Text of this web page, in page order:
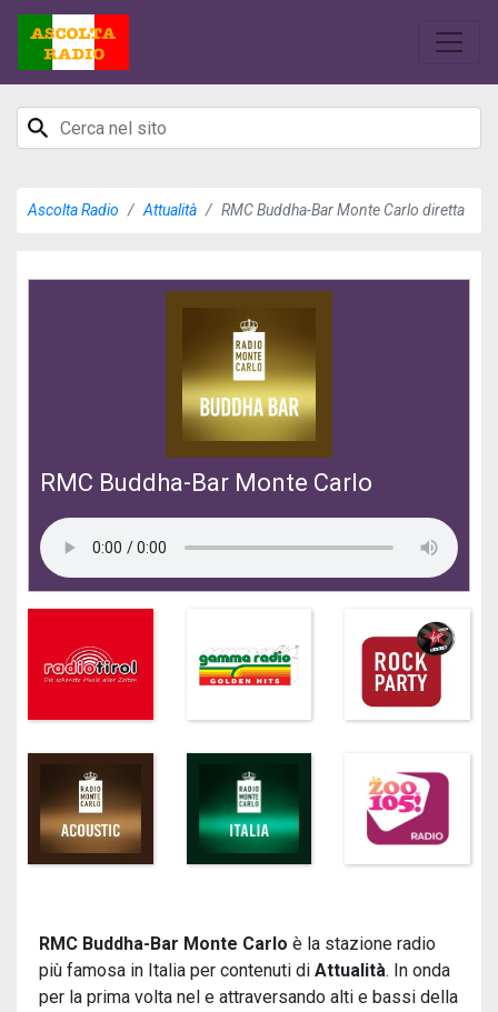
Ascolta Radio Attualità RMC Buddha-Bar Monte Carlo diretta
RMC Buddha-Bar Monte Carlo
RMC Buddha-Bar Monte Carlo è la stazione radio
più famosa in Italia per contenuti di Attualità. In onda
per la prima volta nel e attraversando alti e bassi della